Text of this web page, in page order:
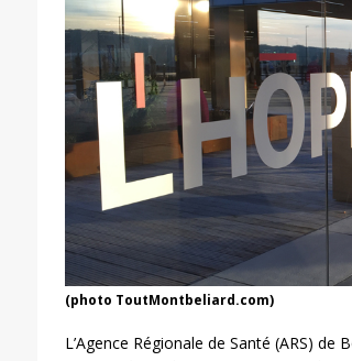
(photo ToutMontbeliard.com)
L’Agence Régionale de Santé (ARS)